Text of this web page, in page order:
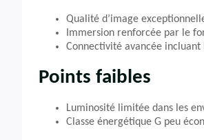
Qualité d’image
Immersion renforcée par le
Connectivité avancée incluant
Points faibles
Luminosité limitée dans les
Classe énergétique G peu